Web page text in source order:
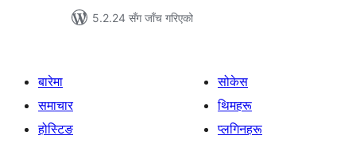
5.2.24 सँग जाँच गरिएको
बारेमा
समाचार
होस्टिङ
सोकेस
थिमहरू
प्लगिनहरू